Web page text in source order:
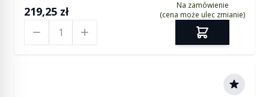
219,25 zł
Na zamówienie
(cena może ulec zmianie)